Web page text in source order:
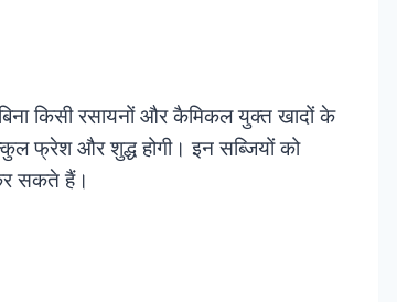
किसी रसायनों और कैमिकल युक्त खादों के
फ्रेश और शुद्ध होगी। इन सब्जियों को
सकते हैं।